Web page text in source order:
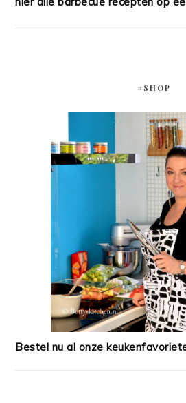
#SHOP
Bestel nu al onze